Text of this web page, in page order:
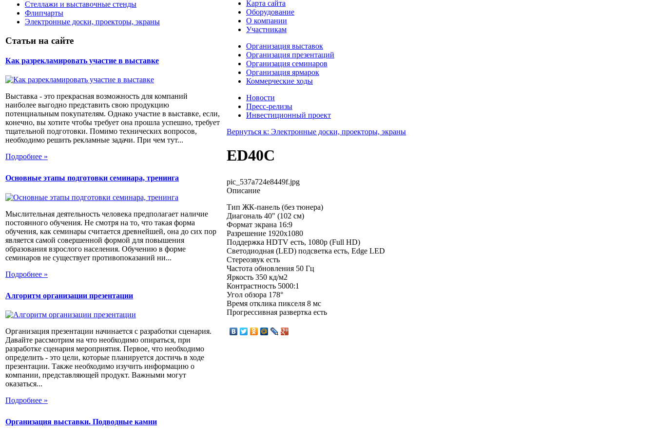
Стеллажи и выставочные стенды
Флипчарты
Электронные доски, проекторы, экраны
Статьи на сайте
Как разрекламировать участие в выставке
Выставка - это прекрасная возможность для компаний
наиболее выгодно представить свою продукцию
потенциальным покупателям. Однако участие в выставке, если,
конечно, вы хотите чтобы требует она прошла успешно, требует
тщательной подготовки. Помимо технических вопросов,
необходимо решить рекламные задачи. При чем тут...
Подробнее »
Основные этапы подготовки семинара, тренинга
Мыслительная деятельность человека предполагает наличие
постоянного обучения. Не смотря на то, что такая форма
обучения, как семинары считается древнейшей, она до сих пор
является самой совершенной формой для повышения
образования взрослого населения. Обучению в форме
семинаров не существует противопоказаний ни...
Подробнее »
Алгоритм организации презентации
Организация презентации начинается с разработки сценария.
Давайте рассмотрим на что необходимо опираться, при
разработке сценария мероприятия. Первое, что необходимо
определить - это цели, которые планируется достичь в ходе
презентации. Также необходимо изучить информацию о
компании, представляющей продукт. Важными могут
оказаться...
Подробнее »
Организация выставки. Подводные камни
Карта сайта
Оборудование
О компании
Участникам
Организация выставок
Организация презентаций
Организация семинаров
Организация ярмарок
Коммерческие ходы
Новости
Пресс-релизы
Инвестиционный проект
Вернуться к: Электронные доски, проекторы, экраны
ED40C
pic_537a724e8449f.jpg
Описание
Тип ЖК-панель (без тюнера)
Диагональ 40" (102 см)
Формат экрана 16:9
Разрешение 1920x1080
Поддержка HDTV есть, 1080p (Full HD)
Светодиодная (LED) подсветка есть, Edge LED
Стереозвук есть
Частота обновления 50 Гц
Яркость 350 кд/м2
Контрастность 5000:1
Угол обзора 178°
Время отклика пикселя 8 мс
Прогрессивная развертка есть